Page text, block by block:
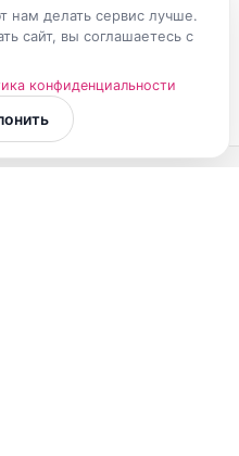
нам делать сервис лучше.
сайт, вы соглашаетесь с
конфиденциальности